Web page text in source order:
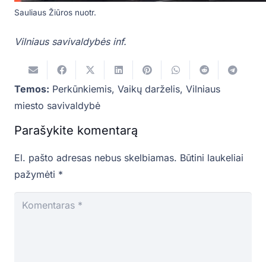
Sauliaus Žiūros nuotr.
Vilniaus savivaldybės inf.
Temos: Perkūnkiemis, Vaikų darželis, Vilniaus
miesto savivaldybė
Parašykite komentarą
El. pašto adresas nebus skelbiamas. Būtini laukeliai
pažymėti *